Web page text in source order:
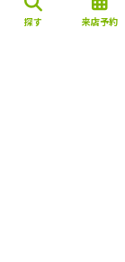
探す 来店予約